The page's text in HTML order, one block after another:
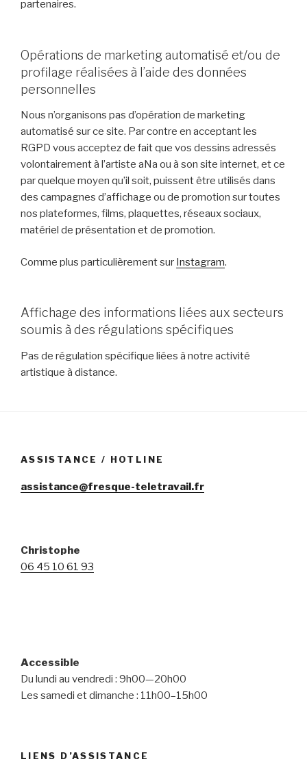
partenaires.
Opérations de marketing automatisé et/ou de
profilage réalisées à l’aide des données
personnelles
Nous n’organisons pas d’opération de marketing
automatisé sur ce site. Par contre en acceptant les
RGPD vous acceptez de fait que vos dessins adressés
volontairement à l’artiste aNa ou à son site internet, et ce
par quelque moyen qu’il soit, puissent être utilisés dans
des campagnes d’affichage ou de promotion sur toutes
nos plateformes, films, plaquettes, réseaux sociaux,
matériel de présentation et de promotion.
Comme plus particulièrement sur Instagram.
Affichage des informations liées aux secteurs
soumis à des régulations spécifiques
Pas de régulation spécifique liées à notre activité
artistique à distance.
ASSISTANCE / HOTLINE
assistance@fresque-teletravail.fr
Christophe
06 45 10 61 93
Accessible
Du lundi au vendredi : 9h00—20h00
Les samedi et dimanche : 11h00–15h00
LIENS D’ASSISTANCE